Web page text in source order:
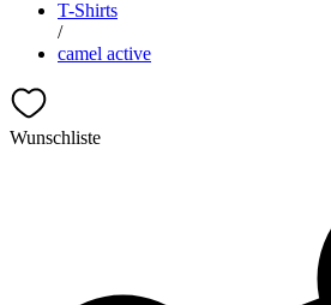
T-Shirts
/
camel active
Wunschliste